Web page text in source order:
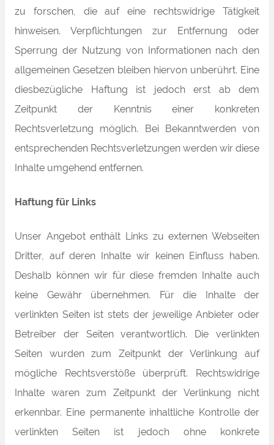
zu forschen, die auf eine rechtswidrige Tätigkeit
hinweisen. Verpflichtungen zur Entfernung oder
Sperrung der Nutzung von Informationen nach den
allgemeinen Gesetzen bleiben hiervon unberührt. Eine
diesbezügliche Haftung ist jedoch erst ab dem
Zeitpunkt der Kenntnis einer konkreten
Rechtsverletzung möglich. Bei Bekanntwerden von
entsprechenden Rechtsverletzungen werden wir diese
Inhalte umgehend entfernen.
Haftung für Links
Unser Angebot enthält Links zu externen Webseiten
Dritter, auf deren Inhalte wir keinen Einfluss haben.
Deshalb können wir für diese fremden Inhalte auch
keine Gewähr übernehmen. Für die Inhalte der
verlinkten Seiten ist stets der jeweilige Anbieter oder
Betreiber der Seiten verantwortlich. Die verlinkten
Seiten wurden zum Zeitpunkt der Verlinkung auf
mögliche Rechtsverstöße überprüft. Rechtswidrige
Inhalte waren zum Zeitpunkt der Verlinkung nicht
erkennbar. Eine permanente inhaltliche Kontrolle der
verlinkten Seiten ist jedoch ohne konkrete